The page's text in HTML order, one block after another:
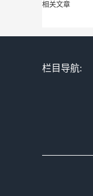
相关文章
栏目导航: